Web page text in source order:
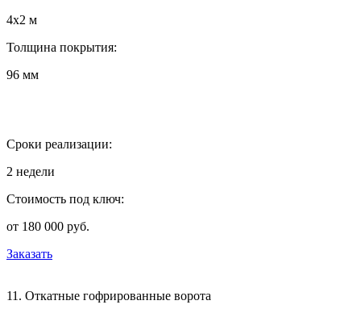
4х2 м
Толщина покрытия:
96 мм
Сроки реализации:
2 недели
Стоимость под ключ:
от 180 000 руб.
Заказать
11. Откатные гофрированные ворота